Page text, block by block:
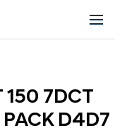
150 7DCT
D4D7